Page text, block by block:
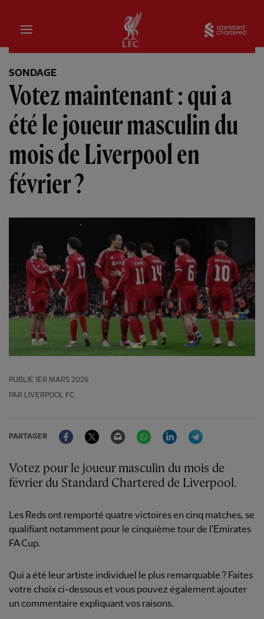
Domicile
SONDAGE
Votez maintenant : qui a
été le joueur masculin du
mois de Liverpool en
février ?
PUBLIÉ 1ER MARS 2026
PAR LIVERPOOL FC
PARTAGER
FacebookTwitter Email WhatsAppLinkedIn
Votez pour le joueur masculin du mois de
février du Standard Chartered de Liverpool.
Les Reds ont remporté quatre victoires en cinq matches, se
qualifiant notamment pour le cinquième tour de l'Emirates
FA Cup.
Qui a été leur artiste individuel le plus remarquable ? Faites
votre choix ci-dessous et vous pouvez également ajouter
un commentaire expliquant vos raisons.